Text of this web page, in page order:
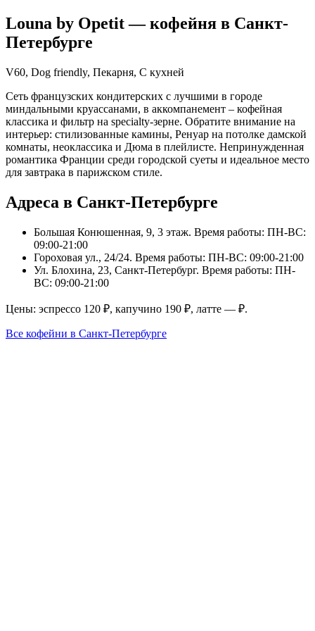
Louna by Opetit— кофейня в Санкт-
Петербурге
V60, Dog friendly, Пекарня, С кухней
Сеть французских кондитерских с лучшими в городе
миндальными круассанами, в аккомпанемент – кофейная
классика и фильтр на specialty-зерне. Обратите внимание на
интерьер: стилизованные камины, Ренуар на потолке дамской
комнаты, неоклассика и Дюма в плейлисте. Непринужденная
романтика Франции среди городской суеты и идеальное место
для завтрака в парижском стиле.
Адреса в Санкт-Петербурге
Большая Конюшенная, 9, 3 этаж. Время работы: ПН-ВС:
09:00-21:00
Гороховая ул., 24/24. Время работы: ПН-ВС: 09:00-21:00
Ул. Блохина, 23, Санкт-Петербург. Время работы: ПН-
ВС: 09:00-21:00
Цены: эспрессо 120 ₽, капучино 190 ₽, латте — ₽.
Все кофейни в Санкт-Петербурге